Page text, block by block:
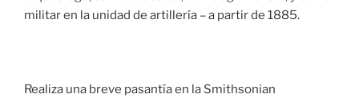
militar en la unidad de artillería – a partir de 1885.
Realiza una breve pasantía en la Smithsonian